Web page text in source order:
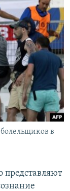
в
представляют